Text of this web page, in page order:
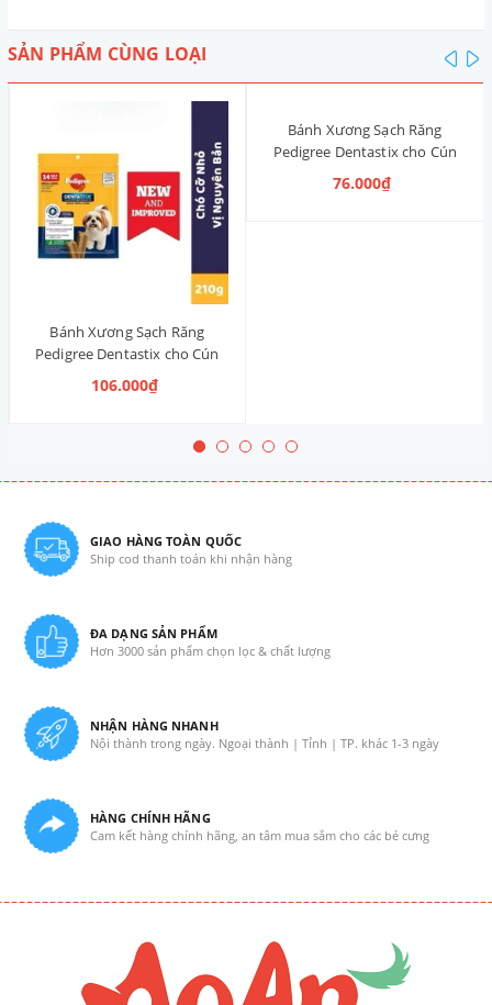
SẢN PHẨM CÙNG LOẠI
Bánh Xương Sạch Răng
Pedigree Dentastix cho Cún
vừa 210g (14 Thanh, Vị Truyền
Thống)
106.000₫
Bánh Xương Sạch Răng
Pedigree Dentastix cho Cún
nhỏ 120g (14 Thanh, Vị Truyền
Thống)
76.000₫
GIAO HÀNG TOÀN QUỐC
Ship cod thanh toán khi nhận hàng
ĐA DẠNG SẢN PHẨM
Hơn 3000 sản phẩm chọn lọc & chất lượng
NHẬN HÀNG NHANH
Nội thành trong ngày. Ngoại thành | Tỉnh | TP. khác 1-3 ngày
HÀNG CHÍNH HÃNG
Cam kết hàng chính hãng, an tâm mua sắm cho các bé cưng